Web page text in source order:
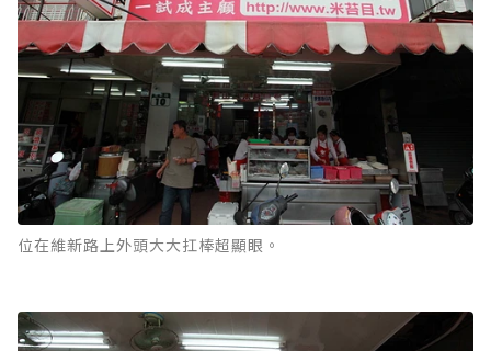
位在維新路上外頭大大扛棒超顯眼。